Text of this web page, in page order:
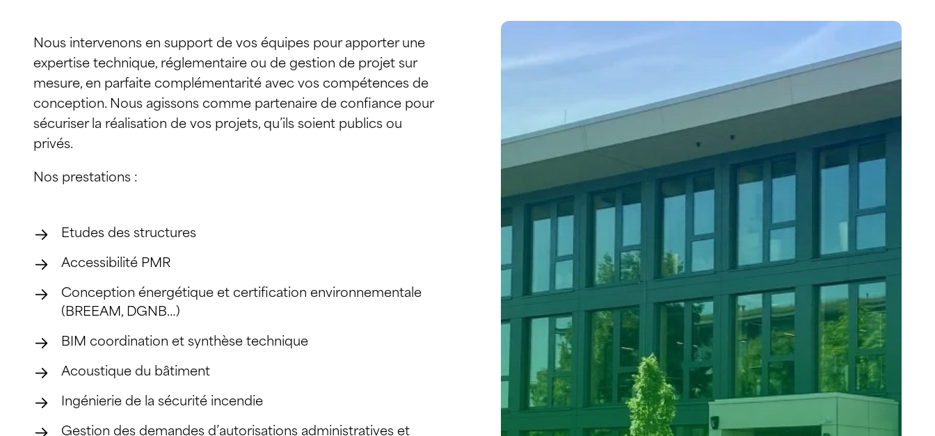
Nous intervenons en support de vos équipes pour apporter une
expertise technique, réglementaire ou de gestion de projet sur
mesure, en parfaite complémentarité avec vos compétences de
conception. Nous agissons comme partenaire de confiance pour
sécuriser la réalisation de vos projets, qu’ils soient publics ou
privés.
Nos prestations :
Etudes des structures
Accessibilité PMR
Conception énergétique et certification environnementale
(BREEAM, DGNB…)
BIM coordination et synthèse technique
Acoustique du bâtiment
Ingénierie de la sécurité incendie
Gestion des demandes d’autorisations administratives et